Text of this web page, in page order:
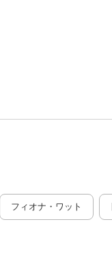
フィオナ・ワット